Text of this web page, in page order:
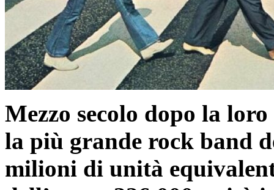
Mezzo secolo dopo la
la più grande rock band
milioni di unità